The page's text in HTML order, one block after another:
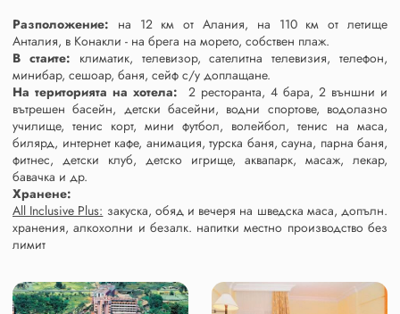
Разположение: на 12 км от Алания, на 110 км от летище
Анталия, в Конакли - на брега на морето, собствен плаж.
В стаите: климатик, телевизор, сателитна телевизия, телефон,
минибар, сешоар, баня, сейф с/у доплащане.
На територията на хотела: 2 ресторанта, 4 бара, 2 външни и
вътрешен басейн, детски басейни, водни спортове, водолазно
училище, тенис корт, мини футбол, волейбол, тенис на маса,
билярд, интернет кафе, анимация, турска баня, сауна, парна баня,
фитнес, детски клуб, детско игрище, аквапарк, масаж, лекар,
бавачка и др.
Хранене:
All Inclusive Plus: закуска, обяд и вечеря на шведска маса, допълн.
хранения, алкохолни и безалк. напитки местно производство без
лимит